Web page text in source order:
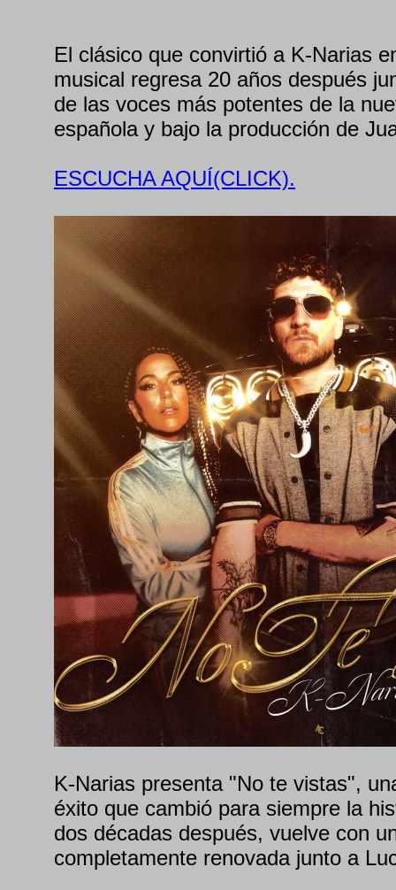
El clásico que convirtió a K-Narias
musical regresa 20 años después
de las voces más potentes de la
española y bajo la producción de
ESCUCHA AQUÍ(CLICK).
K-Narias presenta "No te vistas",
éxito que cambió para siempre la
dos décadas después, vuelve con
completamente renovada junto a